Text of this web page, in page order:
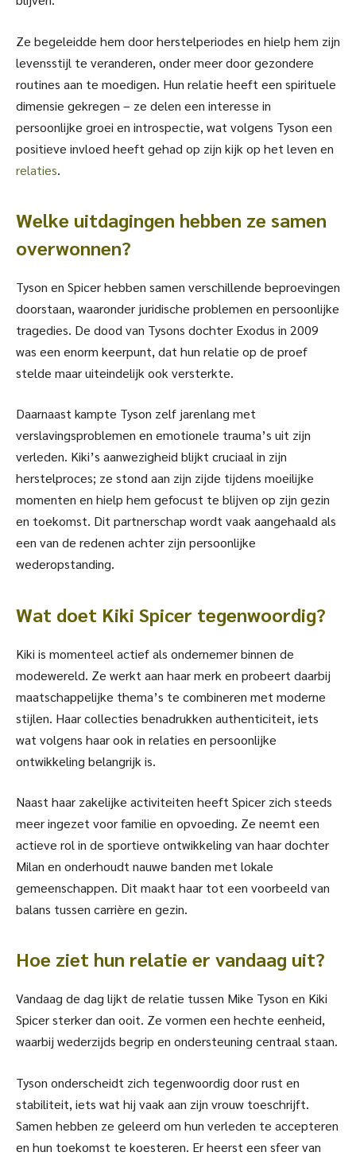
Ze begeleidde hem door herstelperiodes en hielp hem zijn
levensstijl te veranderen, onder meer door gezondere
routines aan te moedigen. Hun relatie heeft een spirituele
dimensie gekregen – ze delen een interesse in
persoonlijke groei en introspectie, wat volgens Tyson een
positieve invloed heeft gehad op zijn kijk op het leven en
relaties.
Welke uitdagingen hebben ze samen
overwonnen?
Tyson en Spicer hebben samen verschillende beproevingen
doorstaan, waaronder juridische problemen en persoonlijke
tragedies. De dood van Tysons dochter Exodus in 2009
was een enorm keerpunt, dat hun relatie op de proef
stelde maar uiteindelijk ook versterkte.
Daarnaast kampte Tyson zelf jarenlang met
verslavingsproblemen en emotionele trauma’s uit zijn
verleden. Kiki’s aanwezigheid blijkt cruciaal in zijn
herstelproces; ze stond aan zijn zijde tijdens moeilijke
momenten en hielp hem gefocust te blijven op zijn gezin
en toekomst. Dit partnerschap wordt vaak aangehaald als
een van de redenen achter zijn persoonlijke
wederopstanding.
Wat doet Kiki Spicer tegenwoordig?
Kiki is momenteel actief als ondernemer binnen de
modewereld. Ze werkt aan haar merk en probeert daarbij
maatschappelijke thema’s te combineren met moderne
stijlen. Haar collecties benadrukken authenticiteit, iets
wat volgens haar ook in relaties en persoonlijke
ontwikkeling belangrijk is.
Naast haar zakelijke activiteiten heeft Spicer zich steeds
meer ingezet voor familie en opvoeding. Ze neemt een
actieve rol in de sportieve ontwikkeling van haar dochter
Milan en onderhoudt nauwe banden met lokale
gemeenschappen. Dit maakt haar tot een voorbeeld van
balans tussen carrière en gezin.
Hoe ziet hun relatie er vandaag uit?
Vandaag de dag lijkt de relatie tussen Mike Tyson en Kiki
Spicer sterker dan ooit. Ze vormen een hechte eenheid,
waarbij wederzijds begrip en ondersteuning centraal staan.
Tyson onderscheidt zich tegenwoordig door rust en
stabiliteit, iets wat hij vaak aan zijn vrouw toeschrijft.
Samen hebben ze geleerd om hun verleden te accepteren
en hun toekomst te koesteren. Er heerst een sfeer van